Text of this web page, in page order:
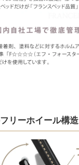
リーホイール構造